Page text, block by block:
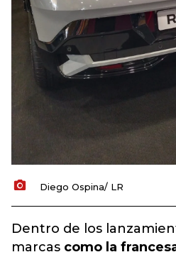
Diego Ospina/ LR
Dentro de los
marcas como la